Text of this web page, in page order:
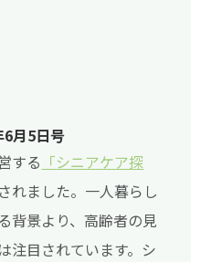
月5日号
する 「シニアケア探
れました。一人暮らし
背景より、高齢者の見
注目されています。シ